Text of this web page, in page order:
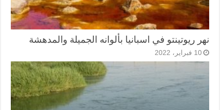
نهر ريوتينتو في اسبانيا بألوانه الجميلة والمدهشة
10 فبراير، 2022